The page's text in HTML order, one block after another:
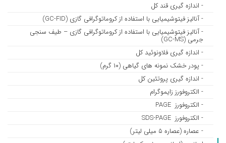
- اندازه گیری قند کل
- آنالیز فیتوشیمیایی با استفاده از کروماتوگرافی گازی (GC-FID)
- آنالیز فیتوشیمیایی با استفاده از کروماتوگرافی گازی – طیف سنجی
جرمی (GC-MS)
- اندازه گیری فلاونوئید کل
- پودر خشک نمونه های گیاهی (۱۰ گرم)
- اندازه گیری پروتئین کل
- الکتروفورز زایموگرام
- الکتروفورز PAGE
- الکتروفورز SDS-PAGE
- عصاره (عصاره ۵ میلی لیتر)